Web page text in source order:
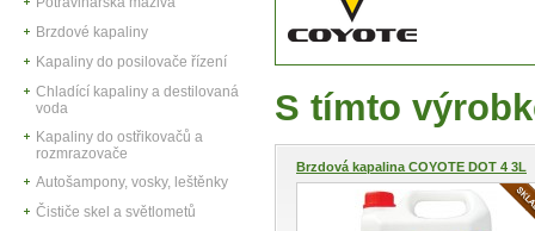
Brzdové kapaliny
Kapaliny do posilovače řízení
Chladící kapaliny a destilovaná
voda
Kapaliny do ostřikovačů a
rozmrazovače
Autošampony, vosky, leštěnky
Čističe skel a světlometů
S tímto
Brzdová kapalina COYOTE DOT 4 3L